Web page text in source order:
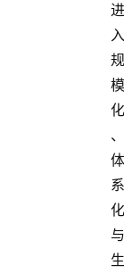
进
入
规
模
化
、
体
系
化
与
生